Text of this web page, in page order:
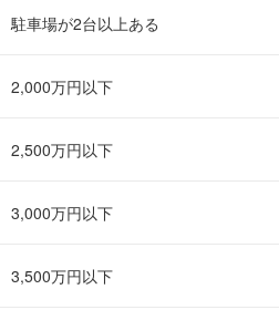
駐車場が2台以上ある
2,000万円以下
2,500万円以下
3,000万円以下
3,500万円以下